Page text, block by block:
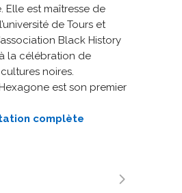
Elle est maîtresse de
de Tours et
Black History
la célébration de
noires.
est son premier
complète